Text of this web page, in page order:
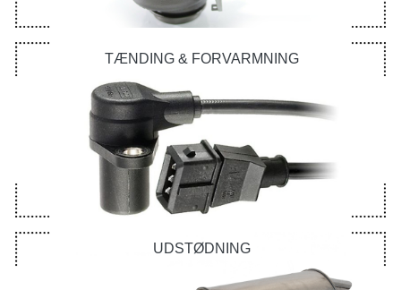
TÆNDING & FORVARMNING
UDSTØDNING